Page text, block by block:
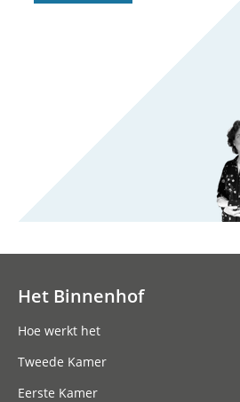
Het Binnenhof
Hoe werkt het
Tweede Kamer
Eerste Kamer